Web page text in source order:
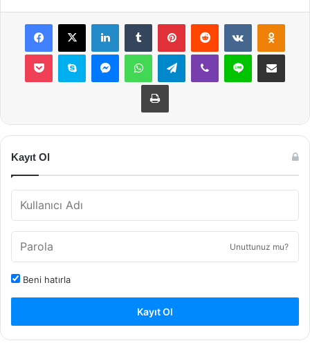
Facebook
X LinkedInTumblr PinterestReddit VKontakte
Pocket Skype MessengerWhatsAppTelegramViber Line E-Posta ile
Yazdır
Kayıt Ol
Unuttunuz mu?
Beni hatırla
Kayıt Ol